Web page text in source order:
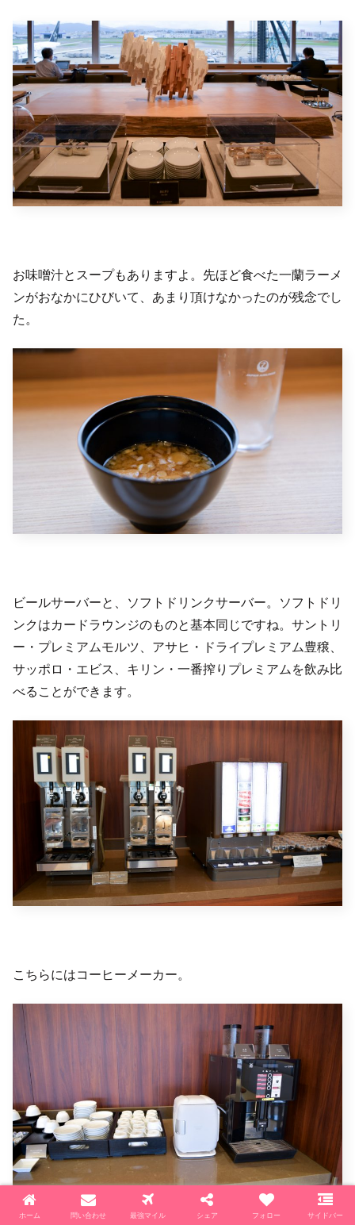
お味噌汁とスープもありますよ。先ほど食べた一蘭ラーメ
ンがおなかにひびいて、あまり頂けなかったのが残念でし
た。
ビールサーバーと、ソフトドリンクサーバー。ソフトドリ
ンクはカードラウンジのものと基本同じですね。サントリ
ー・プレミアムモルツ、アサヒ・ドライプレミアム豊穣、
サッポロ・エビス、キリン・一番搾りプレミアムを飲み比
べることができます。
こちらにはコーヒーメーカー。
ホーム 問い合わせ 最強マイル シェア フォロー サイドバー